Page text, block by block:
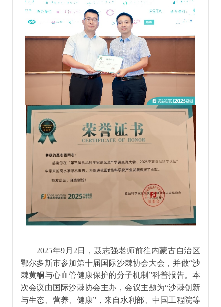
2025年9月2日，聂志强老师前往内蒙古自治区
鄂尔多斯市参加第十届国际沙棘协会大会，并做“沙
棘黄酮与心血管健康保护的分子机制”科普报告。本
次会议由国际沙棘协会主办，会议主题为“沙棘创新
与生态、营养、健康”，来自水利部、中国工程院等